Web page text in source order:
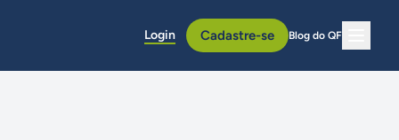
Login Cadastre-se Blog do QF